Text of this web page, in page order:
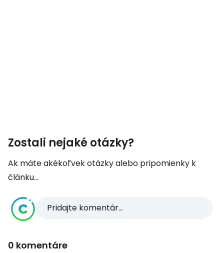
Zostali nejaké otázky?
Ak máte akékoľvek otázky alebo pripomienky k
článku...
Pridajte komentár...
0 komentáre